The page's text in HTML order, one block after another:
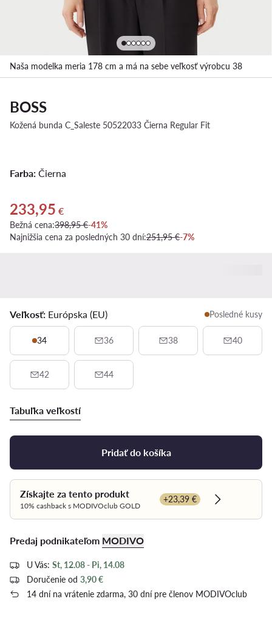
Naša modelka meria 178 cm a má na sebe veľkosť výrobcu 38
BOSS
Kožená bunda C_Saleste 50522033 Čierna Regular Fit
Farba: Čierna
Aktuálna cena 233,95 €
233,95 €
Bežná cena:398,95 €-41%
Najnižšia cena za posledných 30 dní:251,95 €-7%
Veľkosť: Európska (EU) Posledné kusy
34 36 38 40
42 44
Tabuľka veľkostí
Pridať do košíka
Získajte za tento produkt
10% cashback s MODIVOclub GOLD
+23,39 €
Dowiedz się
Predaj podnikateľom MODIVO
U Vás: St, 12.08 - Pi, 14.08
Doručenie od 3,90 €
14 dní na vrátenie zdarma, 30 dní pre členov MODIVOclub